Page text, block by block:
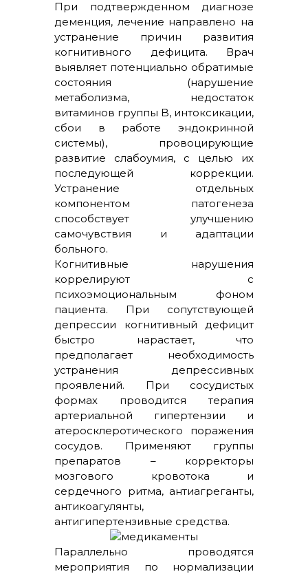
При подтвержденном диагнозе
деменция, лечение направлено на
устранение причин развития
когнитивного дефицита. Врач
выявляет потенциально обратимые
состояния (нарушение
метаболизма, недостаток
витаминов группы B, интоксикации,
сбои в работе эндокринной
системы), провоцирующие
развитие слабоумия, с целью их
последующей коррекции.
Устранение отдельных
компонентом патогенеза
способствует улучшению
самочувствия и адаптации
больного.
Когнитивные нарушения
коррелируют с
психоэмоциональным фоном
пациента. При сопутствующей
депрессии когнитивный дефицит
быстро нарастает, что
предполагает необходимость
устранения депрессивных
проявлений. При сосудистых
формах проводится терапия
артериальной гипертензии и
атеросклеротического поражения
сосудов. Применяют группы
препаратов – корректоры
мозгового кровотока и
сердечного ритма, антиагреганты,
антикоагулянты,
антигипертензивные средства.
Параллельно проводятся
мероприятия по нормализации